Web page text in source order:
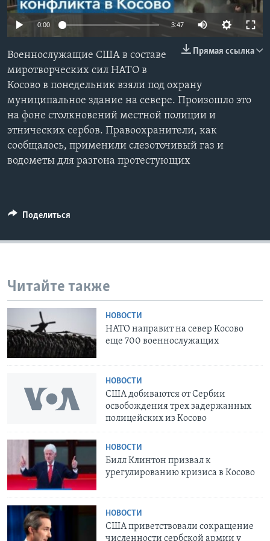
Learning English
СОЦИАЛЬНЫЕ СЕТИ
Языки
0:00 3:47
Прямая ссылка
Военнослужащие США в составе
миротворческих сил НАТО в
Косово в понедельник взяли под охрану
муниципальное здание на севере. Произошло это
на фоне столкновений местной полиции и
этнических сербов. Правоохранители, как
сообщалось, применили слезоточивый газ и
водометы для разгона протестующих
Поделиться
Читайте также
НОВОСТИ
НАТО направит на север Косово
еще 700 военнослужащих
НОВОСТИ
США добиваются от Сербии
освобождения трех задержанных
полицейских из Косово
НОВОСТИ
Билл Клинтон призвал к
урегулированию кризиса в Косово
НОВОСТИ
США приветствовали сокращение
численности сербской армии у